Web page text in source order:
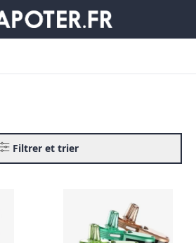
Filtrer et trier